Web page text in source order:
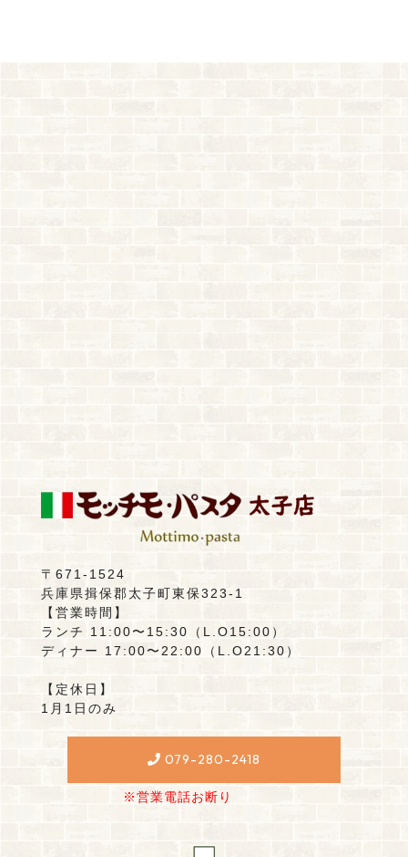
〒671-1524
兵庫県揖保郡太子町東保323-1
【営業時間】
ランチ 11:00〜15:30（L.O15:00）
ディナー 17:00〜22:00（L.O21:30）
【定休日】
1月1日のみ
079-280-2418
※営業電話お断り